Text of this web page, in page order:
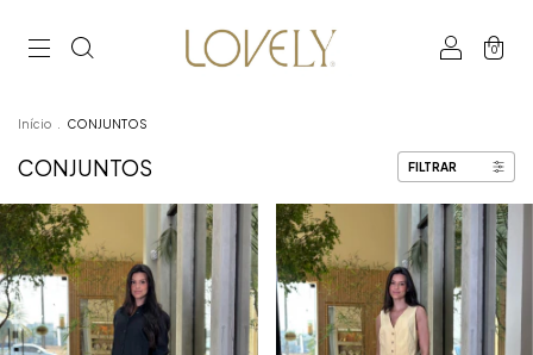
0
Início CONJUNTOS
CONJUNTOS FILTRAR